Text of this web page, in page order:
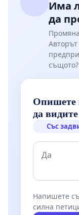
Има
да
същото?
Опишете
да видите
Със
Напишете
силна